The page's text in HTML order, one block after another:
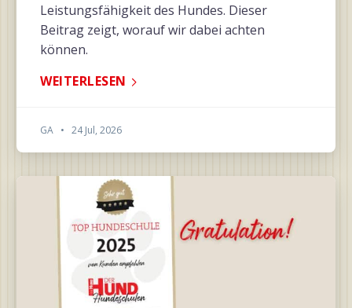
Leistungsfähigkeit des Hundes. Dieser
Beitrag zeigt, worauf wir dabei achten
können.
WEITERLESEN
GA • 24 Jul, 2026